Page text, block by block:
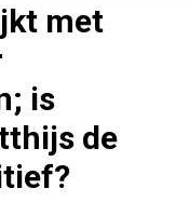
met
is
de